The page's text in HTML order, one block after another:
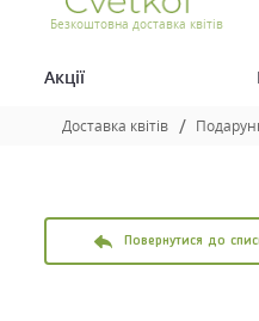
Безкоштовна доставка квітів
Акції
Доставка квітів
Повернутися до